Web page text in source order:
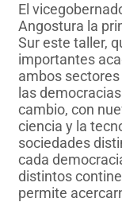
El
Angostura la
Sur este taller,
importantes
ambos
las
cambio, con
ciencia y la
sociedades
cada
distintos
permite